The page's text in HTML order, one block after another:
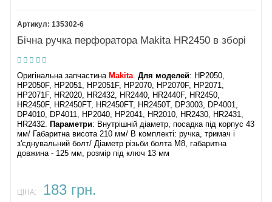
135302-6
Бічна ручка перфоратора Makita HR2450 в зборі
Оригінальна запчастина Makita.Для моделей: HP2050,
HP2050F, HP2051, HP2051F, HP2070, HP2070F, HP2071,
HP2071F, HR2020, HR2432, HR2440, HR2440F, HR2450,
HR2450F, HR2450FT, HR2450FT, HR2450T, DP3003, DP4001,
DP4010, DP4011, HP2040, HP2041, HR2010, HR2430, HR2431,
HR2432. Параметри: Внутрішній діаметр, посадка під корпус 43
мм/ Габаритна висота 210 мм/ В комплекті: ручка, тримач і
з'єднувальний болт/ Діаметр різьби болта М8, габаритна
довжина - 125 мм, розмір під ключ 13 мм
ЦІНА: 183 грн.